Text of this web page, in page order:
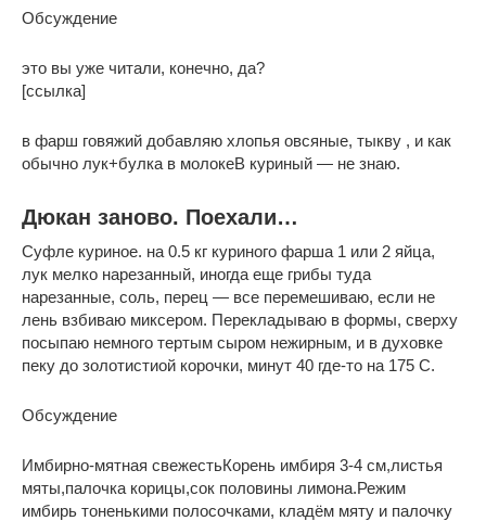
Обсуждение
это вы уже читали, конечно, да?
[ссылка]
в фарш говяжий добавляю хлопья овсяные, тыкву , и как
обычно лук+булка в молокеВ куриный — не знаю.
Дюкан заново. Поехали…
Суфле куриное. на 0.5 кг куриного фарша 1 или 2 яйца,
лук мелко нарезанный, иногда еще грибы туда
нарезанные, соль, перец — все перемешиваю, если не
лень взбиваю миксером. Перекладываю в формы, сверху
посыпаю немного тертым сыром нежирным, и в духовке
пеку до золотистиой корочки, минут 40 где-то на 175 C.
Обсуждение
Имбирно-мятная свежестьКорень имбиря 3-4 см,листья
мяты,палочка корицы,сок половины лимона.Режим
имбирь тоненькими полосочками, кладём мяту и палочку